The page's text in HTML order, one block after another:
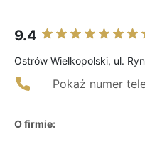
9.4
Ostrów Wielkopolski, ul.
Pokaż numer
O firmie: